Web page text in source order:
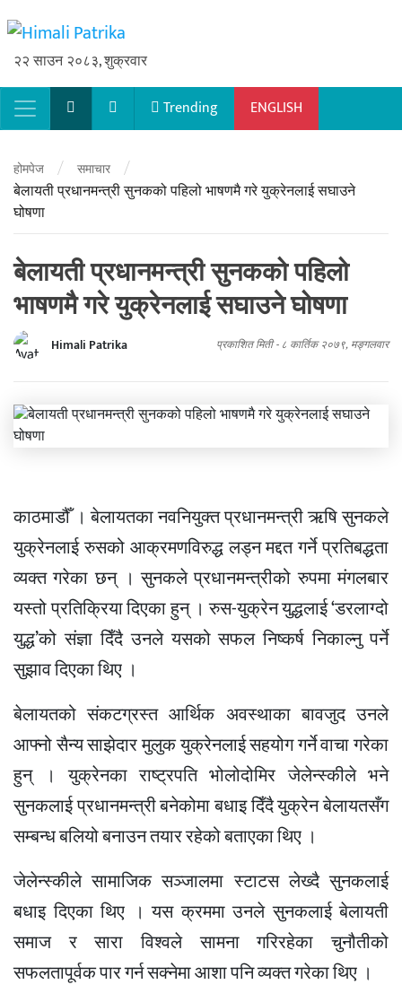
२२ साउन २०८३, शुक्रवार
Main Navigation
Trending ENGLISH
होमपेज / समाचार /
बेलायती प्रधानमन्त्री सुनकको पहिलो भाषणमै गरे युक्रेनलाई सघाउने
घोषणा
बेलायती प्रधानमन्त्री सुनकको पहिलो
भाषणमै गरे युक्रेनलाई सघाउने घोषणा
Himali Patrika प्रकाशित मिती - ८ कार्तिक २०७९, मङ्गलवार
काठमाडौँ । बेलायतका नवनियुक्त प्रधानमन्त्री ऋषि सुनकले
युक्रेनलाई रुसको आक्रमणविरुद्ध लड्न मद्दत गर्ने प्रतिबद्धता
व्यक्त गरेका छन् । सुनकले प्रधानमन्त्रीको रुपमा मंगलबार
यस्तो प्रतिक्रिया दिएका हुन् । रुस-युक्रेन युद्धलाई ‘डरलाग्दो
युद्ध’को संज्ञा दिँदै उनले यसको सफल निष्कर्ष निकाल्नु पर्ने
सुझाव दिएका थिए ।
बेलायतको संकटग्रस्त आर्थिक अवस्थाका बावजुद उनले
आफ्नो सैन्य साझेदार मुलुक युक्रेनलाई सहयोग गर्ने वाचा गरेका
हुन् । युक्रेनका राष्ट्रपति भोलोदोमिर जेलेन्स्कीले भने
सुनकलाई प्रधानमन्त्री बनेकोमा बधाइ दिँदै युक्रेन बेलायतसँग
सम्बन्ध बलियो बनाउन तयार रहेको बताएका थिए ।
जेलेन्स्कीले सामाजिक सञ्जालमा स्टाटस लेख्दै सुनकलाई
बधाइ दिएका थिए । यस क्रममा उनले सुनकलाई बेलायती
समाज र सारा विश्वले सामना गरिरहेका चुनौतीको
सफलतापूर्वक पार गर्न सक्नेमा आशा पनि व्यक्त गरेका थिए ।